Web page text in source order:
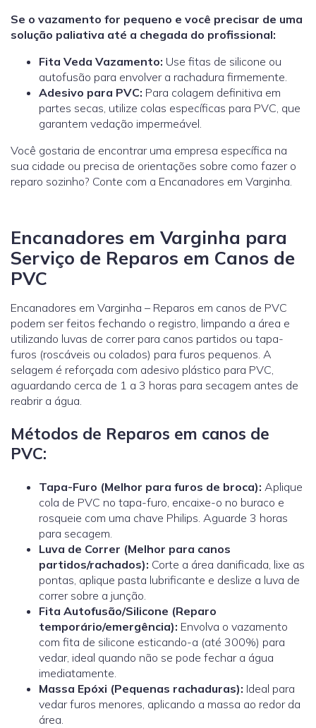
Se o vazamento for pequeno e você precisar de uma
solução paliativa até a chegada do profissional:
Fita Veda Vazamento: Use fitas de silicone ou
autofusão para envolver a rachadura firmemente.
Adesivo para PVC: Para colagem definitiva em
partes secas, utilize colas específicas para PVC, que
garantem vedação impermeável.
Você gostaria de encontrar uma empresa específica na
sua cidade ou precisa de orientações sobre como fazer o
reparo sozinho? Conte com a Encanadores em Varginha.
Encanadores em Varginha para
Serviço de Reparos em Canos de
PVC
Encanadores em Varginha – Reparos em canos de PVC
podem ser feitos fechando o registro, limpando a área e
utilizando luvas de correr para canos partidos ou tapa-
furos (roscáveis ou colados) para furos pequenos. A
selagem é reforçada com adesivo plástico para PVC,
aguardando cerca de 1 a 3 horas para secagem antes de
reabrir a água.
Métodos de Reparos em canos de
PVC:
Tapa-Furo (Melhor para furos de broca): Aplique
cola de PVC no tapa-furo, encaixe-o no buraco e
rosqueie com uma chave Philips. Aguarde 3 horas
para secagem.
Luva de Correr (Melhor para canos
partidos/rachados): Corte a área danificada, lixe as
pontas, aplique pasta lubrificante e deslize a luva de
correr sobre a junção.
Fita Autofusão/Silicone (Reparo
temporário/emergência): Envolva o vazamento
com fita de silicone esticando-a (até 300%) para
vedar, ideal quando não se pode fechar a água
imediatamente.
Massa Epóxi (Pequenas rachaduras): Ideal para
vedar furos menores, aplicando a massa ao redor da
área.